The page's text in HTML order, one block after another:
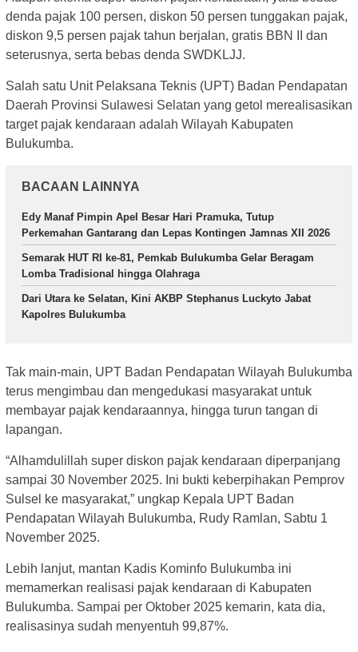
denda pajak 100 persen, diskon 50 persen tunggakan pajak,
diskon 9,5 persen pajak tahun berjalan, gratis BBN II dan
seterusnya, serta bebas denda SWDKLJJ.
Salah satu Unit Pelaksana Teknis (UPT) Badan Pendapatan
Daerah Provinsi Sulawesi Selatan yang getol merealisasikan
target pajak kendaraan adalah Wilayah Kabupaten
Bulukumba.
BACAAN LAINNYA
Edy Manaf Pimpin Apel Besar Hari Pramuka, Tutup
Perkemahan Gantarang dan Lepas Kontingen Jamnas XII 2026
Semarak HUT RI ke-81, Pemkab Bulukumba Gelar Beragam
Lomba Tradisional hingga Olahraga
Dari Utara ke Selatan, Kini AKBP Stephanus Luckyto Jabat
Kapolres Bulukumba
Tak main-main, UPT Badan Pendapatan Wilayah Bulukumba
terus mengimbau dan mengedukasi masyarakat untuk
membayar pajak kendaraannya, hingga turun tangan di
lapangan.
“Alhamdulillah super diskon pajak kendaraan diperpanjang
sampai 30 November 2025. Ini bukti keberpihakan Pemprov
Sulsel ke masyarakat,” ungkap Kepala UPT Badan
Pendapatan Wilayah Bulukumba, Rudy Ramlan, Sabtu 1
November 2025.
Lebih lanjut, mantan Kadis Kominfo Bulukumba ini
memamerkan realisasi pajak kendaraan di Kabupaten
Bulukumba. Sampai per Oktober 2025 kemarin, kata dia,
realisasinya sudah menyentuh 99,87%.